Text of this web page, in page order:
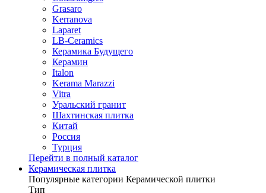
Grasaro
Kerranova
Laparet
LB-Ceramics
Керамика Будущего
Керамин
Italon
Kerama Marazzi
Vitra
Уральский гранит
Шахтинская плитка
Китай
Россия
Турция
Перейти в полный каталог
Керамическая плитка
Популярные категории Керамической плитки
Тип